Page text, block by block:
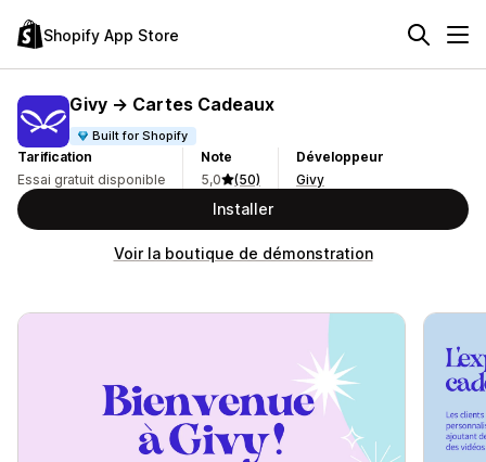
Shopify App Store
Givy → Cartes Cadeaux
Built for Shopify
Tarification
Essai gratuit disponible
Note
5,0
(50)
Développeur
Givy
Installer
Voir la boutique de démonstration